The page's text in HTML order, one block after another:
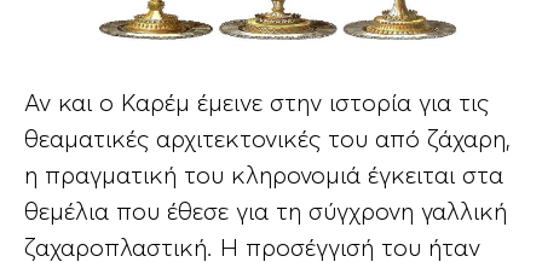
Αν και ο Καρέμ έμεινε στην ιστορία για τις
θεαματικές αρχιτεκτονικές του από ζάχαρη,
η πραγματική του κληρονομιά έγκειται στα
θεμέλια που έθεσε για τη σύγχρονη γαλλική
ζαχαροπλαστική. Η προσέγγισή του ήταν